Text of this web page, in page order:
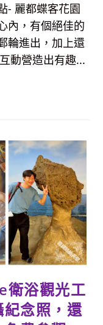
- 麗都蝶客花園
內，有個絕佳的
輪進出，加上還
動營造出有趣...
衛浴觀光工
念照，還